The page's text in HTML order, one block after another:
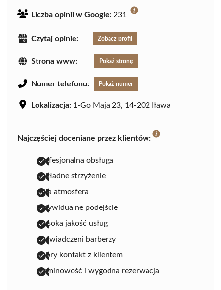
Liczba opinii w Google: 231
Czytaj opinie: Zobacz profil
Strona www: Pokaż stronę
Numer telefonu: Pokaż numer
Lokalizacja: 1-Go Maja 23, 14-202 Iława
Najczęściej doceniane przez klientów:
profesjonalna obsługa
dokładne strzyżenie
miła atmosfera
indywidualne podejście
wysoka jakość usług
doświadczeni barberzy
dobry kontakt z klientem
terminowość i wygodna rezerwacja